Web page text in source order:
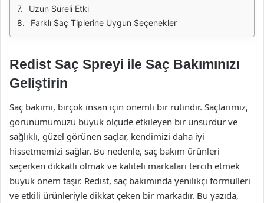
Uzun Süreli Etki
Farklı Saç Tiplerine Uygun Seçenekler
Redist Saç Spreyi ile Saç Bakımınızı
Geliştirin
Saç bakımı, birçok insan için önemli bir rutindir. Saçlarımız,
görünümümüzü büyük ölçüde etkileyen bir unsurdur ve
sağlıklı, güzel görünen saçlar, kendimizi daha iyi
hissetmemizi sağlar. Bu nedenle, saç bakım ürünleri
seçerken dikkatli olmak ve kaliteli markaları tercih etmek
büyük önem taşır. Redist, saç bakımında yenilikçi formülleri
ve etkili ürünleriyle dikkat çeken bir markadır. Bu yazıda,